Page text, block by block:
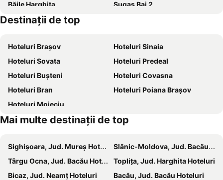
Băile Harghita
Sugas Bai 2
Lorincz Zsigmond 1
Mihai Mare/Nagy Mihaly
Sugas Bai 1
Incepatori/Sugo Ocsike
Parcul de animale salbatice Ivó
Destinaţii de top
Hoteluri Brașov
Hoteluri Sinaia
Hoteluri Sovata
Hoteluri Predeal
Hoteluri Buşteni
Hoteluri Covasna
Hoteluri Bran
Hoteluri Poiana Braşov
Hoteluri Moieciu
Mai multe destinații de top
Sighișoara, Jud. Mureș Hoteluri
Slănic-Moldova, Jud. Bacău Hoteluri
Târgu Ocna, Jud. Bacău Hoteluri
Topliţa, Jud. Harghita Hoteluri
Bicaz, Jud. Neamț Hoteluri
Bacău, Jud. Bacău Hoteluri